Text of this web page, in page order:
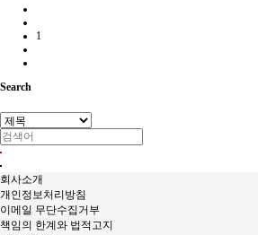
1
Search
회사소개
개인정보처리방침
이메일 무단수집거부
책임의 한계와 법적고지